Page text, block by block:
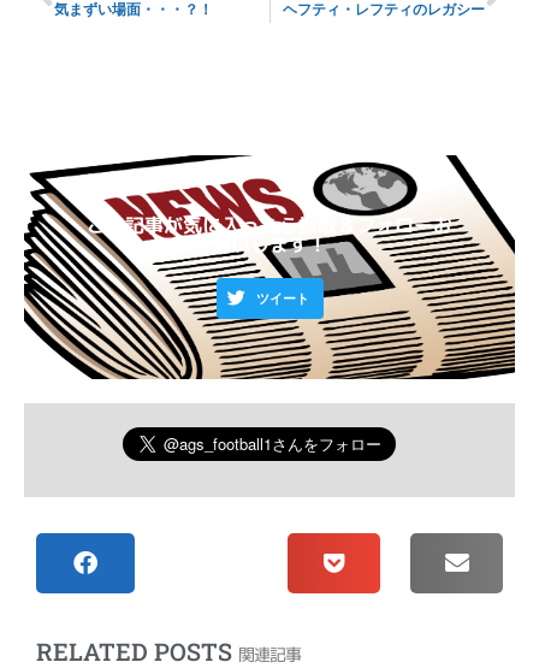
気まずい場面・・・？！ ヘフティ・レフティのレガシー
この記事が気に入ったら拡散＆フォローお
願いします！
ツイート
RELATED POSTS 関連記事